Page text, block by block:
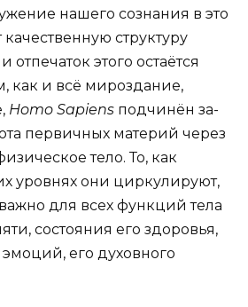
нашего сознания в это
структуру
этого остаётся
как и всё миро­здание,
Homo Sapiens подчинён за­
первичных материй через
тело. То, как
уровнях они циркулируют,
для всех функций тела
состояния его здоровья,
эмоций, его духовного